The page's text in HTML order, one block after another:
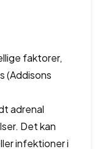
faktorer,
(Addisons
adrenal
Det kan
infektioner i